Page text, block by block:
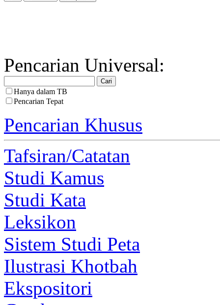
Pencarian Universal:
Hanya dalam TB
Pencarian Tepat
Pencarian Khusus
Tafsiran/Catatan
Studi Kamus
Studi Kata
Leksikon
Sistem Studi Peta
Ilustrasi Khotbah
Ekspositori